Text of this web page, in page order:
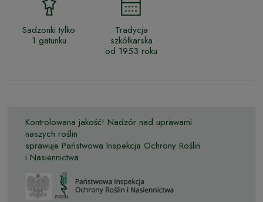
Sadzonki tylko
1 gatunku
Tradycja
szkółkarska
od 1953 roku
Kontrolowana jakość! Nadzór nad uprawami
naszych roślin
sprawuje Państwowa Inspekcja Ochrony Roślin
i Nasiennictwa